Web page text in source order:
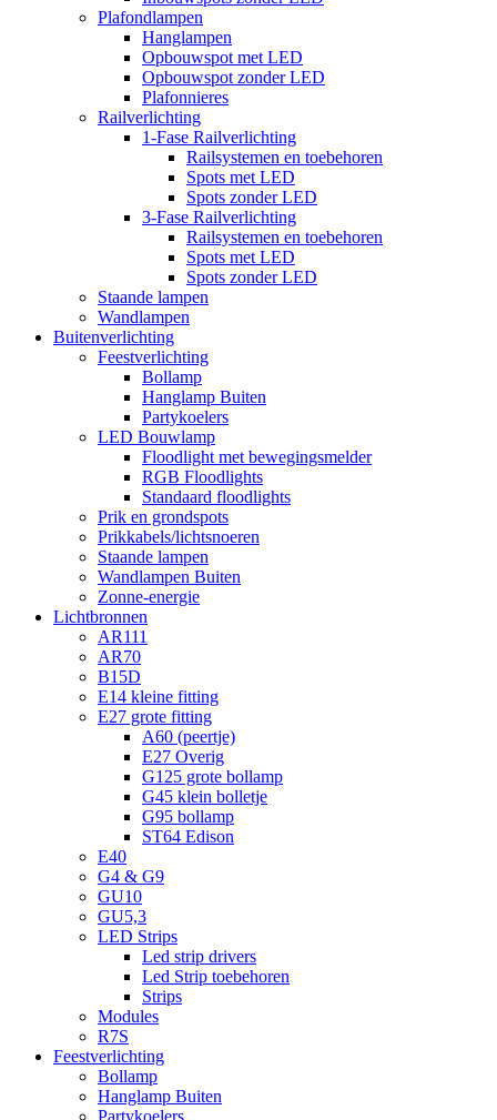
Plafondlampen
Hanglampen
Opbouwspot met LED
Opbouwspot zonder LED
Plafonnieres
Railverlichting
1-Fase Railverlichting
Railsystemen en toebehoren
Spots met LED
Spots zonder LED
3-Fase Railverlichting
Railsystemen en toebehoren
Spots met LED
Spots zonder LED
Staande lampen
Wandlampen
Buitenverlichting
Feestverlichting
Bollamp
Hanglamp Buiten
Partykoelers
LED Bouwlamp
Floodlight met bewegingsmelder
RGB Floodlights
Standaard floodlights
Prik en grondspots
Prikkabels/lichtsnoeren
Staande lampen
Wandlampen Buiten
Zonne-energie
Lichtbronnen
AR111
AR70
B15D
E14 kleine fitting
E27 grote fitting
A60 (peertje)
E27 Overig
G125 grote bollamp
G45 klein bolletje
G95 bollamp
ST64 Edison
E40
G4 & G9
GU10
GU5,3
LED Strips
Led strip drivers
Led Strip toebehoren
Strips
Modules
R7S
Feestverlichting
Bollamp
Hanglamp Buiten
Partykoelers